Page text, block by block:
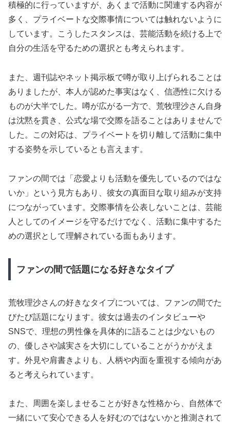
積極的に行っていますが、あくまで活動に関連する内容が
多く、プライベートな交際事情については触れないように
しています。こうしたスタンスは、芸能活動を続ける上で
自分の生活を守るための選択とも考えられます。
また、週刊誌やネット掲示板で噂が取り上げられることは
ありましたが、本人が認めた事実はなく、信憑性に欠ける
ものが大半でした。噂が広がる一方で、荒牧理沙さん自身
は沈黙を貫き、公式な場で交際を語ることはありませんで
した。この対応は、プライベートを切り離して活動に集中
する姿勢を示しているとも言えます。
ファンの間では「恋愛よりも活動を優先しているのではな
いか」という見方もあり、彼女の真面目な取り組みが支持
につながっています。交際事情を公表しないことは、芸能
人としてのイメージを守るだけでなく、活動に集中するた
めの選択として理解されている面もあります。
ファンの間で話題になる好きなタイプ
荒牧理沙さんの好きなタイプについては、ファンの間でた
びたび話題になります。彼女は過去のインタビューや
SNSで、理想の男性像を具体的に語ることは少ないもの
の、優しさや誠実さを大切にしていることがうかがえま
す。外見や肩書きよりも、人柄や内面を重視する傾向があ
ると考えられています。
また、周囲を楽しませることが好きな性格から、自然体で
一緒にいて安心できる人を好むのではないかと推測されて